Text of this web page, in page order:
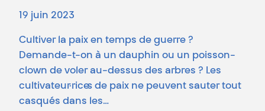
19 juin 2023
Cultiver la paix en temps de guerre ?
Demande-t-on à un dauphin ou un poisson-
clown de voler au-dessus des arbres ? Les
cultivateur·rice·s de paix ne peuvent sauter tout
casqués dans les…